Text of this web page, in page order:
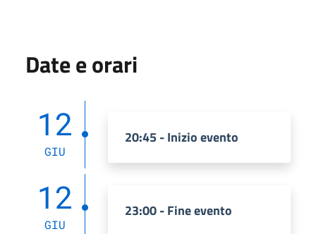
Date e orari
12
GIU
20:45 - Inizio evento
12
GIU
23:00 - Fine evento